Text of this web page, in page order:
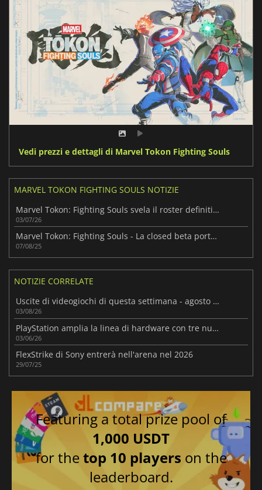
Vedi prezzi e dettagli di Marvel Tokon Fighting Souls
MARVEL TOKON FIGHTING SOULS NOTIZIE
Marvel Tokon: Fighting Souls svela il roster definitivo dei personaggi
03/07/26
Marvel Tokon: Fighting Souls - La closed beta porta l'hype su PS5
07/08/25
NOTIZIE CORRELATE
Uscite di videogiochi di questa settimana - agosto 2026 (settimana 32)
03/08/26
PlayStation amplia la linea di hardware con tre nuovi dispositivi di gioco quest'anno
03/06/26
FlexStrike di Sony entrerà nell'arena nel 2026
29/07/25
Featuring a total prize pool of
1,000 USDT
for thetop 10 players on the
leaderboard.